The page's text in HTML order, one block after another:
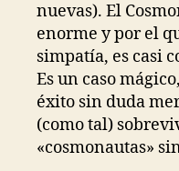
nuevas). El
enorme y por el
simpatía, es casi
Es un caso
éxito sin duda
(como tal)
«cosmonautas»